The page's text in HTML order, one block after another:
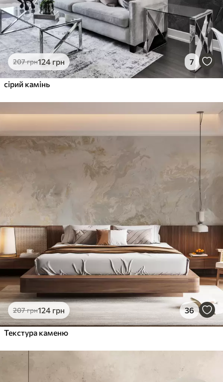
207грн124 грн 7
сірий камінь
207грн124 грн 36
Текстура каменю